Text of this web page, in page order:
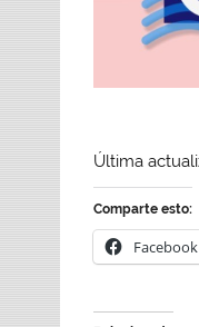
Última
Comparte esto:
Facebook